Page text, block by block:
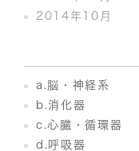
2014年10月
a.脳・神経系
b.消化器
c.心臓・循環器
d.呼吸器